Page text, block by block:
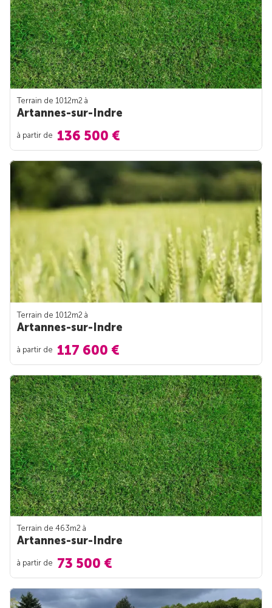
Terrain de 1012m2 à
Artannes-sur-Indre
à partir de 136 500 €
Terrain de 1012m2 à
Artannes-sur-Indre
à partir de 117 600 €
Terrain de 463m2 à
Artannes-sur-Indre
à partir de 73 500 €